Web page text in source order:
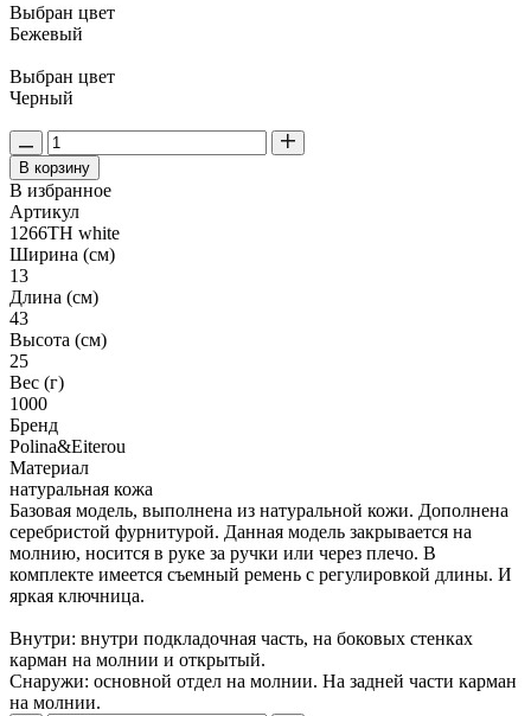
Выбран цвет
Бежевый
Выбран цвет
Черный
В корзину
В избранное
Артикул
1266TH white
Ширина (см)
13
Длина (см)
43
Высота (см)
25
Вес (г)
1000
Бренд
Polina&Eiterou
Материал
натуральная кожа
Базовая модель, выполнена из натуральной кожи. Дополнена
серебристой фурнитурой. Данная модель закрывается на
молнию, носится в руке за ручки или через плечо. В
комплекте имеется съемный ремень с регулировкой длины. И
яркая ключница.
Внутри: внутри подкладочная часть, на боковых стенках
карман на молнии и открытый.
Снаружи: основной отдел на молнии. На задней части карман
на молнии.